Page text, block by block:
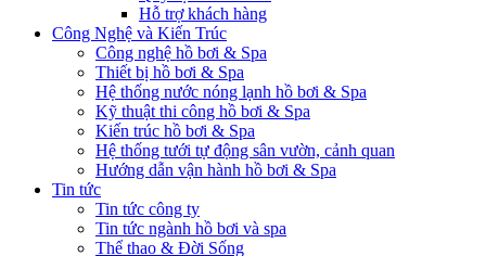
Hỗ trợ khách hàng
Công Nghệ và Kiến Trúc
Công nghệ hồ bơi & Spa
Thiết bị hồ bơi & Spa
Hệ thống nước nóng lạnh hồ bơi & Spa
Kỹ thuật thi công hồ bơi & Spa
Kiến trúc hồ bơi & Spa
Hệ thống tưới tự động sân vườn, cảnh quan
Hướng dẫn vận hành hồ bơi & Spa
Tin tức
Tin tức công ty
Tin tức ngành hồ bơi và spa
Thể thao & Đời Sống